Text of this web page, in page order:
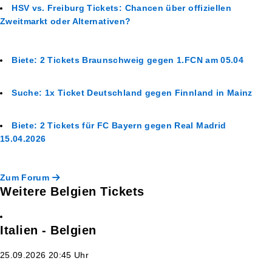
HSV vs. Freiburg Tickets: Chancen über offiziellen
Zweitmarkt oder Alternativen?
Biete: 2 Tickets Braunschweig gegen 1.FCN am 05.04
Suche: 1x Ticket Deutschland gegen Finnland in Mainz
Biete: 2 Tickets für FC Bayern gegen Real Madrid
15.04.2026
Zum Forum
Weitere Belgien Tickets
Italien - Belgien
25.09.2026 20:45 Uhr